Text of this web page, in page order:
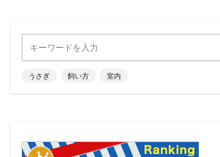
うさぎ 飼い方 室内